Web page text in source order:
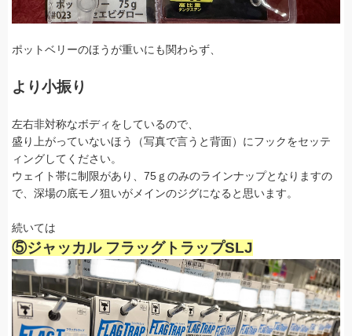
ポットベリーのほうが重いにも関わらず、
より小振り
左右非対称なボディをしているので、
盛り上がっていないほう（写真で言うと背面）にフックをセッテ
ィングしてください。
ウェイト帯に制限があり、75ｇのみのラインナップとなりますの
で、深場の底モノ狙いがメインのジグになると思います。
続いては
⑤ジャッカル フラッグトラップSLJ